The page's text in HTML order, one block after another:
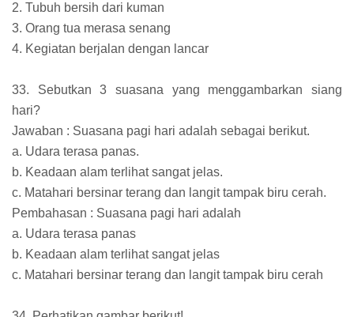
2. Tubuh bersih dari kuman
3. Orang tua merasa senang
4. Kegiatan berjalan dengan lancar
33. Sebutkan 3 suasana yang menggambarkan siang
hari?
Jawaban : Suasana pagi hari adalah sebagai berikut.
a. Udara terasa panas.
b. Keadaan alam terlihat sangat jelas.
c. Matahari bersinar terang dan langit tampak biru cerah.
Pembahasan : Suasana pagi hari adalah
a. Udara terasa panas
b. Keadaan alam terlihat sangat jelas
c. Matahari bersinar terang dan langit tampak biru cerah